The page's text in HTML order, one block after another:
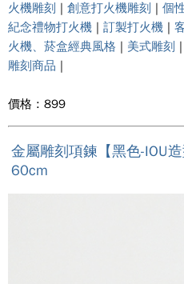
火機雕刻 | 創意打火機雕刻 | 個
紀念禮物打火機 | 訂製打火機 |
火機、菸盒經典風格 | 美式雕刻 |
雕刻商品 |
價格 : 899
金屬雕刻項鍊【黑色-IOU
60cm